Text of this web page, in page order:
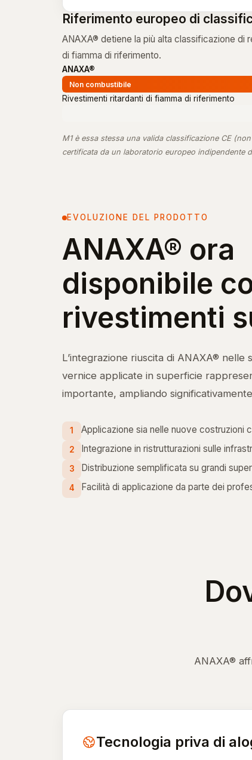
Riferimento europeo di
ANAXA® detiene la più alta classificazione di
di fiamma di riferimento.
ANAXA®
Non combustibile
Rivestimenti ritardanti di fiamma di riferimento
M1 è essa stessa una valida classificazione CE
certificata da un laboratorio europeo indipendente
EVOLUZIONE DEL PRODOTTO
ANAXA® ora
disponibile
rivestimenti
L’integrazione riuscita di ANAXA® nelle
vernice applicate in superficie
importante, ampliando
1 Applicazione sia nelle nuove costruzioni
2 Integrazione in ristrutturazioni sulle
3 Distribuzione semplificata su grandi
4 Facilità di applicazione da parte dei
ANAXA®
Tecnologia priva di